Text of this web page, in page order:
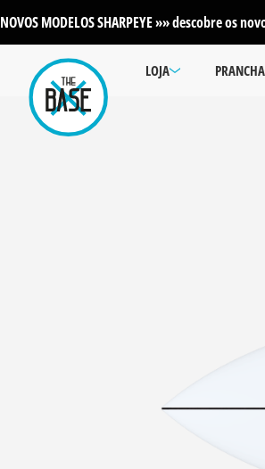
NOVOS MODELOS SHARPEYE »» descobre os
LOJA